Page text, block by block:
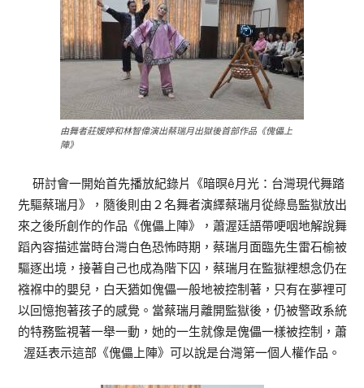
由舞者莊媛婷和林智偉演出蔡瑞月出獄後首部作品《傀儡上
陣》
研討會一開始首先播放紀錄片《暗暝ê月光：台灣現代舞踏
先驅蔡瑞月》，隨後則由２名舞者演繹蔡瑞月從綠島監獄放出
來之後所創作的作品《傀儡上陣》，蕭渥廷語帶哽咽地解說舞
蹈內容描述當時台灣白色恐怖時期，蔡瑞月面臨先生雷石榆被
驅逐出境，接著自己也成為階下囚，蔡瑞月在監獄裡想念仍在
襁褓中的嬰兒，白天猶如傀儡一般地被控制著，只有在夢裡可
以回憶抱著孩子的感覺。當蔡瑞月離開監獄後，仍被警政系統
的特務監視著一舉一動，她的一生就像是傀儡一樣被控制，蕭
渥廷表示這部《傀儡上陣》可以說是台灣第一個人權作品。